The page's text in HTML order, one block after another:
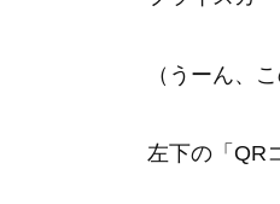
（うーん、
左下の「QR